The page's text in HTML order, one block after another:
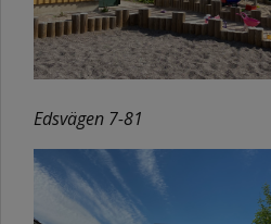
Edsvägen 7-81